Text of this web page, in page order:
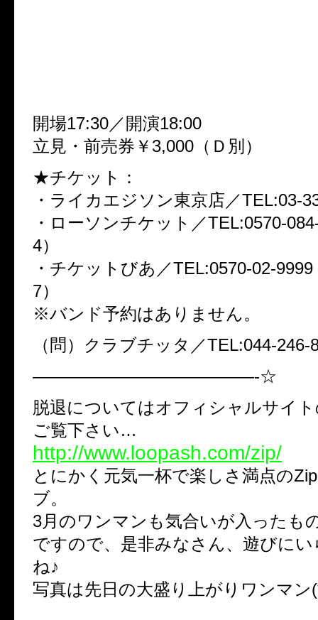
開場17:30／開演18:00
立見・前売券￥3,000（Ｄ別）
★チケット：
・ライカエジソン東京店／TEL:03-
・ローソンチケット／TEL:0570-
4）
・チケットびあ／TEL:0570-02-
7）
※バンド予約はありません。
（問）クラブチッタ／TEL:044-246-
—————————————-☆
脱退についてはオフィシャルサイ
ご覧下さい…
http://www.loopash.com/zip/
とにかく元気一杯で楽しさ満点の
ブ。
3月のワンマンも気合いが入ったも
ですので、是非みなさん、遊びに
ね♪
写真は先日の大盛り上がりワンマ